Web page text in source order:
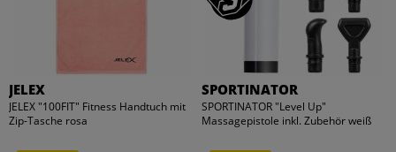
JELEX
JELEX "100FIT" Fitness Handtuch mit
Zip-Tasche rosa
SPORTINATOR
SPORTINATOR "Level Up"
Massagepistole inkl. Zubehör weiß